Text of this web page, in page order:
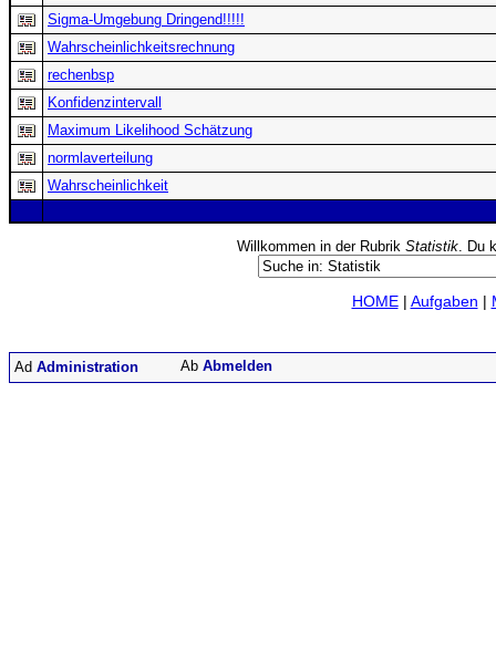
Sigma-Umgebung Dringend!!!!!
Wahrscheinlichkeitsrechnung
rechenbsp
Konfidenzintervall
Maximum Likelihood Schätzung
normlaverteilung
Wahrscheinlichkeit
Willkommen in der Rubrik Statistik. Du
HOME| Aufgaben |
Administration Abmelden